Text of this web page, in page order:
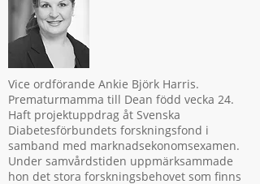
Vice ordförande Ankie Björk Harris.
Prematurmamma till Dean född vecka 24.
Haft projektuppdrag åt Svenska
Diabetesförbundets forskningsfond i
samband med marknadsekonomsexamen.
Under samvårdstiden uppmärksammade
hon det stora forskningsbehovet som finns